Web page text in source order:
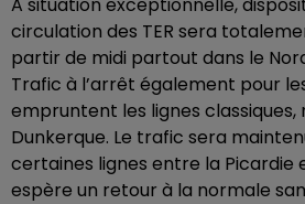
circulation des TER sera
partir de midi partout dans le
Trafic à l’arrêt également pour
empruntent les lignes
Dunkerque. Le trafic sera
certaines lignes entre la Picardie
espère un retour à la normale